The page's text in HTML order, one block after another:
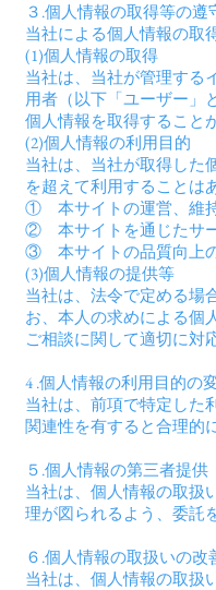
３.個人情報の取得等の遵
当社による個人情報の取
(1)個人情報の取得
当社は、当社が管理する
用者（以下「ユーザー」
個人情報を取得すること
(2)個人情報の利用目的
当社は、当社が取得した
を超えて利用することは
① 本サイトの運営、維
② 本サイトを通じたサ
③ 本サイトの品質向上
(3)個人情報の提供等
当社は、法令で定める場
お、本人の求めによる個
ご相談に関して適切に対
4 .個人情報の利用目的の
当社は、前項で特定した
関連性を有すると合理的
５.個人情報の第三者提供
当社は、個人情報の取扱
理が図られるよう、委託
６.個人情報の取扱いの改
当社は、個人情報の取扱